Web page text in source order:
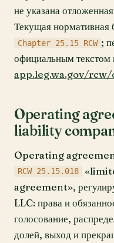
не указана
Текущая нормативная
Chapter 25.15 RCW ;
официальным текстом
app.leg.wa.gov/rcw/
Operating
liability
Operating
RCW 25.15.018
agreement»,
LLC: права и
голосование,
долей, выход и